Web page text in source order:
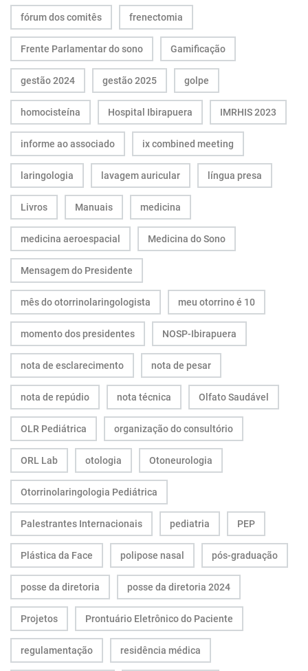
fórum dos comitês frenectomia
Frente Parlamentar do sono Gamificação
gestão 2024 gestão 2025 golpe
homocisteína Hospital Ibirapuera IMRHIS 2023
informe ao associado ix combined meeting
laringologia lavagem auricular língua presa
Livros Manuais medicina
medicina aeroespacial Medicina do Sono
Mensagem do Presidente
mês do otorrinolaringologista meu otorrino é 10
momento dos presidentes NOSP-Ibirapuera
nota de esclarecimento nota de pesar
nota de repúdio nota técnica Olfato Saudável
OLR Pediátrica organização do consultório
ORL Lab otologia Otoneurologia
Otorrinolaringologia Pediátrica
Palestrantes Internacionais pediatria PEP
Plástica da Face polipose nasal pós-graduação
posse da diretoria posse da diretoria 2024
Projetos Prontuário Eletrônico do Paciente
regulamentação residência médica